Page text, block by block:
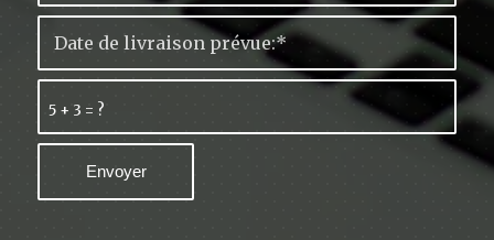
5 + 3 = ?